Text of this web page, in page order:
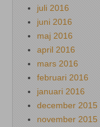
juli 2016
juni 2016
maj 2016
april 2016
mars 2016
februari 2016
januari 2016
december 2015
november 2015